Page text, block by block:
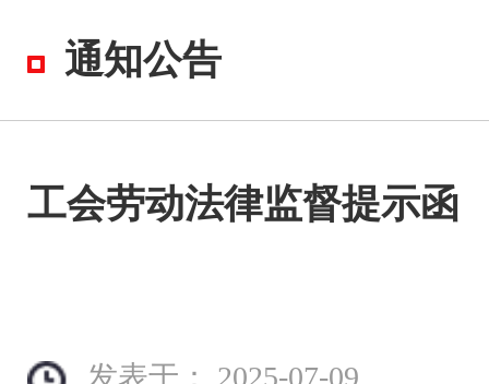
通知公告
工会劳动法律监督提示函
发表于： 2025-07-09